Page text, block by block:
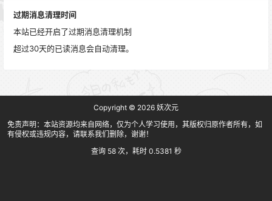
过期消息清理时间
本站已经开启了过期消息清理机制
超过30天的已读消息会自动清理。
Copyright © 2026 妖次元
免责声明：本站资源均来自网络，仅为个人学习使用，其版权归原作者所有，如
有侵权或违规内容，请联系我们删除，谢谢！
查询 58 次，耗时 0.5381 秒